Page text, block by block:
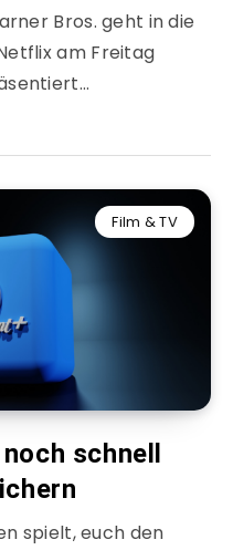
Bros. geht in die
am Freitag
Film & TV
schnell
spielt, euch den